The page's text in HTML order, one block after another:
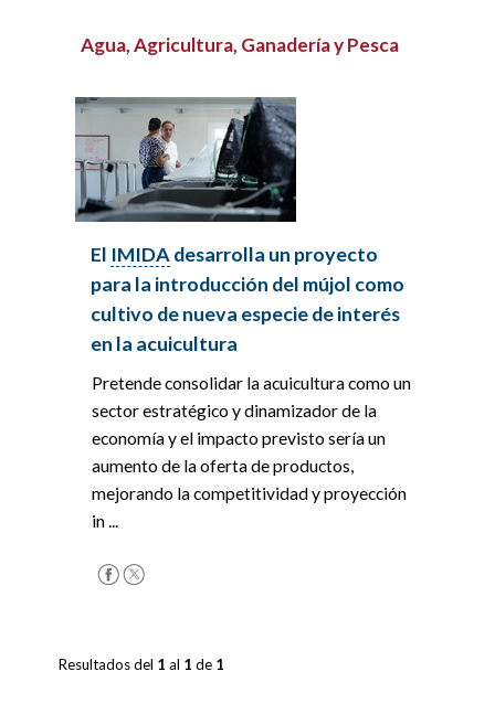
Agua, Agricultura, Ganadería y Pesca
El IMIDA desarrolla un proyecto
para la introducción del mújol como
cultivo de nueva especie de interés
en la acuicultura
Pretende consolidar la acuicultura como un
sector estratégico y dinamizador de la
economía y el impacto previsto sería un
aumento de la oferta de productos,
mejorando la competitividad y proyección
in ...
Resultados del 1 al 1de 1